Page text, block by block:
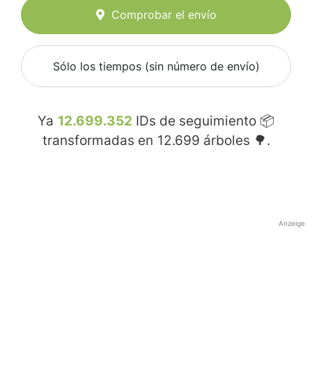
Comprobar el envío
Sólo los tiempos (sin número de envío)
Ya 12.699.352 IDs de seguimiento 📦
transformadas en 12.699 árboles 🌳.
Anzeige